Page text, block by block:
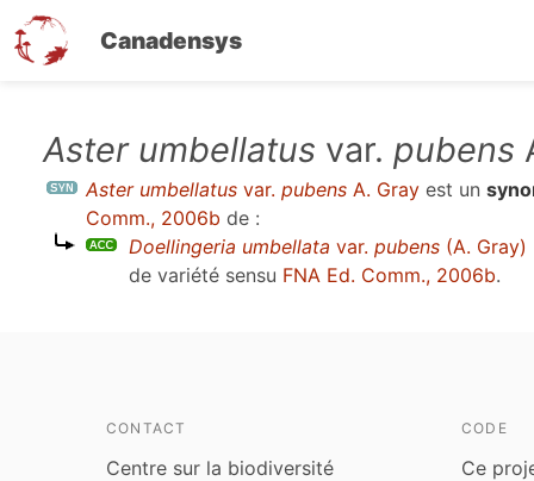
Canadensys
contenu
Aster umbellatus var. pubens
Aster umbellatus var. pubens A. Gray est un
Comm., 2006b de :
Doellingeria umbellata var. pubens (A.
de variété sensu FNA Ed. Comm., 2006b.
CONTACT
Centre sur la biodiversité
CODE
Ce